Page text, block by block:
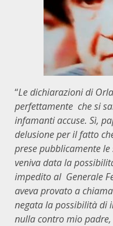
“Le dichiarazioni di
perfettamente che si
infamanti accuse. Sì,
delusione per il fatto
prese pubblicamente
veniva data la
impedito al Generale
aveva provato a
negata la possibilità di
nulla contro mio